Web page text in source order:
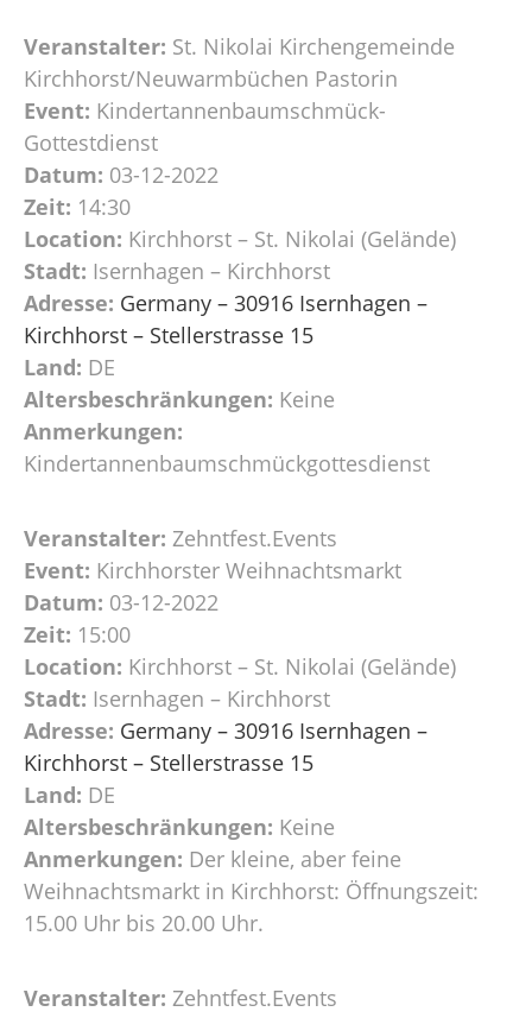
Veranstalter: St. Nikolai Kirchengemeinde
Kirchhorst/Neuwarmbüchen Pastorin
Event: Kindertannenbaumschmück-
Gottestdienst
Datum: 03-12-2022
Zeit: 14:30
Location: Kirchhorst – St. Nikolai (Gelände)
Stadt: Isernhagen – Kirchhorst
Adresse: Germany – 30916 Isernhagen –
Kirchhorst – Stellerstrasse 15
Land: DE
Altersbeschränkungen: Keine
Anmerkungen:
Kindertannenbaumschmückgottesdienst
Veranstalter: Zehntfest.Events
Event: Kirchhorster Weihnachtsmarkt
Datum: 03-12-2022
Zeit: 15:00
Location: Kirchhorst – St. Nikolai (Gelände)
Stadt: Isernhagen – Kirchhorst
Adresse: Germany – 30916 Isernhagen –
Kirchhorst – Stellerstrasse 15
Land: DE
Altersbeschränkungen: Keine
Anmerkungen: Der kleine, aber feine
Weihnachtsmarkt in Kirchhorst: Öffnungszeit:
15.00 Uhr bis 20.00 Uhr.
Veranstalter: Zehntfest.Events